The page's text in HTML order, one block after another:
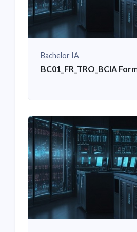
Bachelor IA
BC01_FR_TRO_BCIA